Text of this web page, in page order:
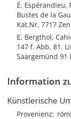
É. Espérandieu,
Bustes de la
Kat.Nr. 7717
E. Bergthol,
147 f. Abb. 81.
Saargemünd 91
Information
Künstlerische
Provenienz